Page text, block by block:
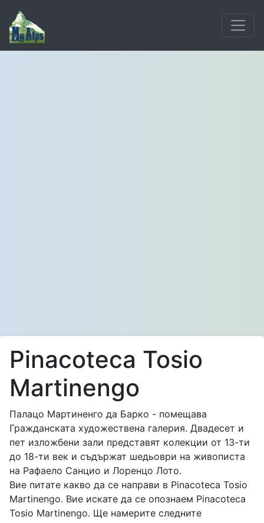
Pinacoteca Tosio
Martinengo
Палацо Мартиненго да Барко - помещава
Гражданската художествена галерия. Двадесет и
пет изложбени зали представят колекции от 13-ти
до 18-ти век и съдържат шедьоври на живописта
на Рафаело Санцио и Лоренцо Лото.
Вие питате какво да се направи в Pinacoteca Tosio
Martinengo. Вие искате да се опознаем Pinacoteca
Tosio Martinengo. Ще намерите следните